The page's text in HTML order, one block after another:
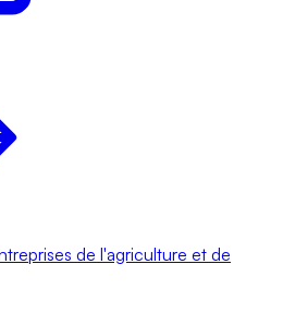
de l'agriculture et de